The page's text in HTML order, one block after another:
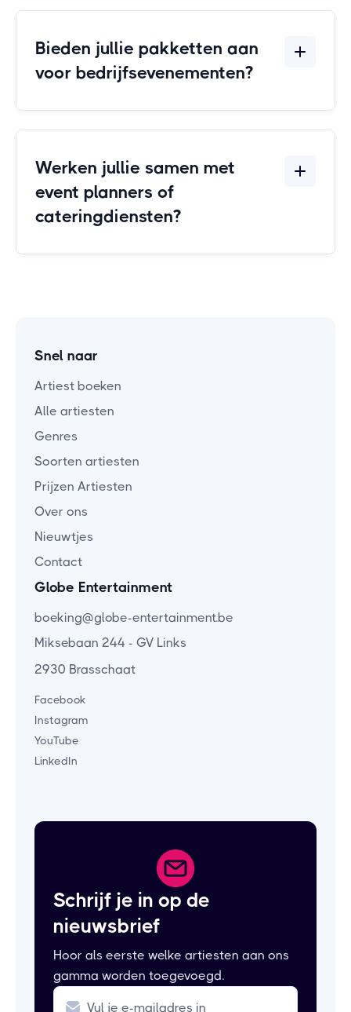
Bieden jullie pakketten aan
voor bedrijfsevenementen?
Werken jullie samen met
event planners of
cateringdiensten?
Snel naar
Artiest boeken
Alle artiesten
Genres
Soorten artiesten
Prijzen Artiesten
Over ons
Nieuwtjes
Contact
Globe Entertainment
boeking@globe-entertainment.be
Miksebaan 244 - GV Links
2930 Brasschaat
Facebook
Instagram
YouTube
LinkedIn
Schrijf je in op de
nieuwsbrief
Hoor als eerste welke artiesten aan ons
gamma worden toegevoegd.